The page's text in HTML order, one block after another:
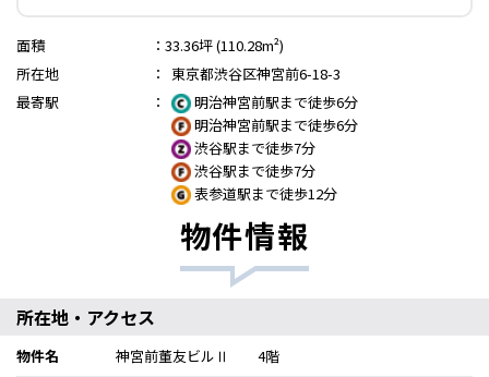
面積 ： 33.36坪 (110.28m²)
所在地
：
東京都渋谷区神宮前6-18-3
最寄駅
：
明治神宮前駅まで徒歩6分
明治神宮前駅まで徒歩6分
渋谷駅まで徒歩7分
渋谷駅まで徒歩7分
表参道駅まで徒歩12分
物件情報
所在地・アクセス
物件名
神宮前董友ビルⅡ 4階